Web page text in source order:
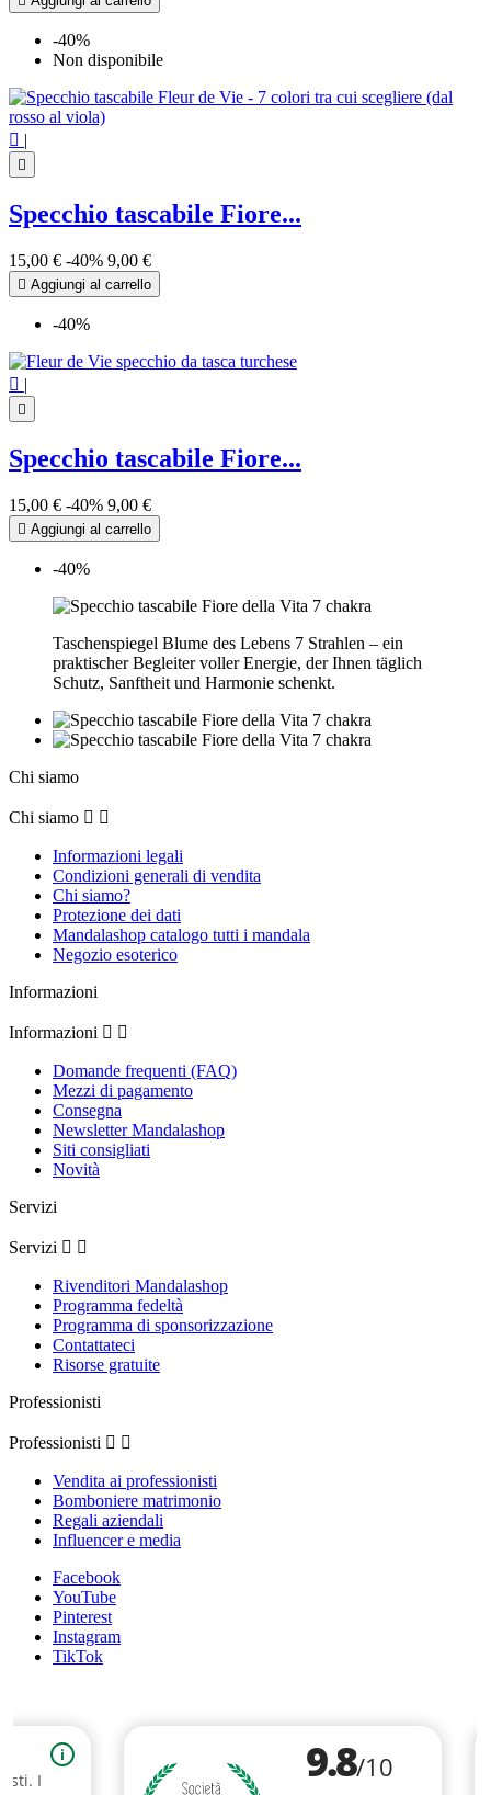
-40%
Non disponibile
 |

Specchio tascabile Fiore...
15,00 € -40% 9,00 €
 Aggiungi al carrello
-40%
 |

Specchio tascabile Fiore...
15,00 € -40% 9,00 €
 Aggiungi al carrello
-40%
Taschenspiegel Blume des Lebens 7 Strahlen – ein
praktischer Begleiter voller Energie, der Ihnen täglich
Schutz, Sanftheit und Harmonie schenkt.
Chi siamo
Chi siamo  
Informazioni legali
Condizioni generali di vendita
Chi siamo?
Protezione dei dati
Mandalashop catalogo tutti i mandala
Negozio esoterico
Informazioni
Informazioni  
Domande frequenti (FAQ)
Mezzi di pagamento
Consegna
Newsletter Mandalashop
Siti consigliati
Novità
Servizi
Servizi  
Rivenditori Mandalashop
Programma fedeltà
Programma di sponsorizzazione
Contattateci
Risorse gratuite
Professionisti
Professionisti  
Vendita ai professionisti
Bomboniere matrimonio
Regali aziendali
Influencer e media
Facebook
YouTube
Pinterest
Instagram
TikTok